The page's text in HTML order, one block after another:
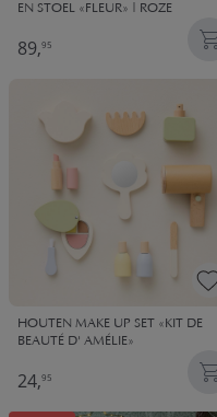
EN STOEL «FLEUR» | ROZE
89,95
HOUTEN MAKE UP SET «KIT DE
BEAUTÉ D' AMÉLIE»
24,95